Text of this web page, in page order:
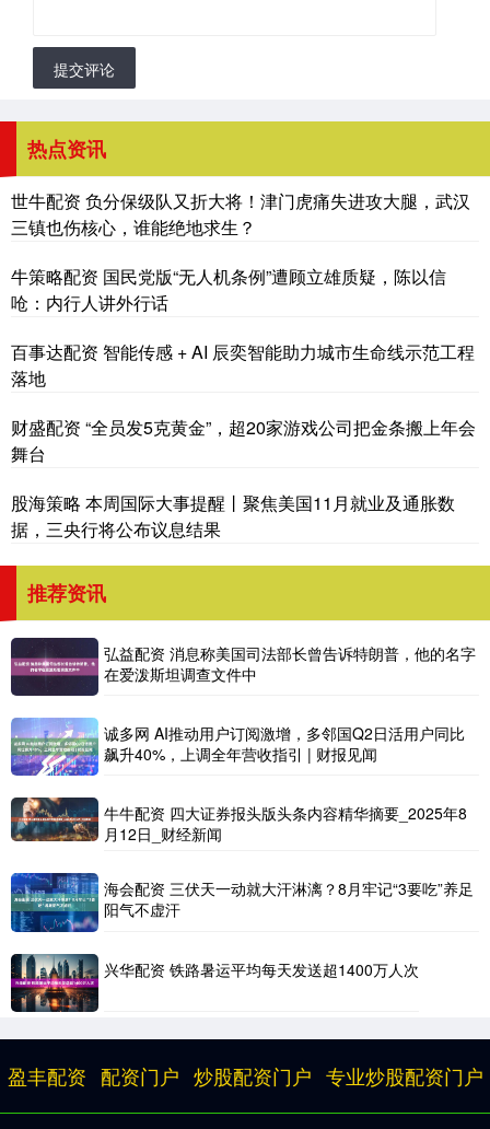
提交评论
热点资讯
世牛配资 负分保级队又折大将！津门虎痛失进攻大腿，武汉
三镇也伤核心，谁能绝地求生？
牛策略配资 国民党版“无人机条例”遭顾立雄质疑，陈以信
呛：内行人讲外行话
百事达配资 智能传感 + AI 辰奕智能助力城市生命线示范工程
落地
财盛配资 “全员发5克黄金”，超20家游戏公司把金条搬上年会
舞台
股海策略 本周国际大事提醒丨聚焦美国11月就业及通胀数
据，三央行将公布议息结果
推荐资讯
弘益配资 消息称美国司法部长曾告诉特朗普，他的名字
在爱泼斯坦调查文件中
诚多网 AI推动用户订阅激增，多邻国Q2日活用户同比
飙升40%，上调全年营收指引 | 财报见闻
牛牛配资 四大证券报头版头条内容精华摘要_2025年8
月12日_财经新闻
海会配资 三伏天一动就大汗淋漓？8月牢记“3要吃”养足
阳气不虚汗
兴华配资 铁路暑运平均每天发送超1400万人次
盈丰配资 配资门户 炒股配资门户 专业炒股配资门户